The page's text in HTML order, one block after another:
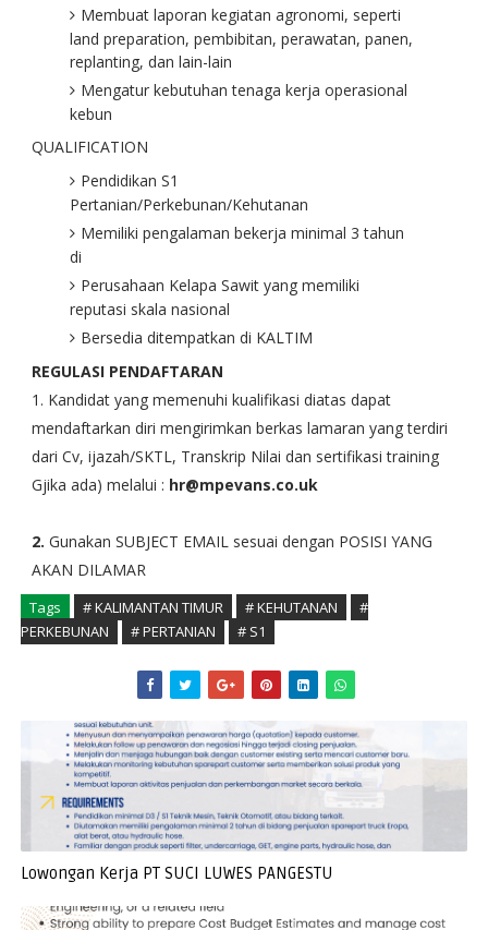
Membuat laporan kegiatan agronomi, seperti
land preparation, pembibitan, perawatan, panen,
replanting, dan lain-lain
Mengatur kebutuhan tenaga kerja operasional
kebun
QUALIFICATION
Pendidikan S1
Pertanian/Perkebunan/Kehutanan
Memiliki pengalaman bekerja minimal 3 tahun
di
Perusahaan Kelapa Sawit yang memiliki
reputasi skala nasional
Bersedia ditempatkan di KALTIM
REGULASI PENDAFTARAN
1. Kandidat yang memenuhi kualifikasi diatas dapat
mendaftarkan diri mengirimkan berkas lamaran yang terdiri
dari Cv, ijazah/SKTL, Transkrip Nilai dan sertifikasi training
Gjika ada) melalui : hr@mpevans.co.uk
2. Gunakan SUBJECT EMAIL sesuai dengan POSISI YANG
AKAN DILAMAR
Tags # KALIMANTAN TIMUR # KEHUTANAN
#
PERKEBUNAN
# PERTANIAN # S1
Lowongan Kerja PT SUCI LUWES PANGESTU